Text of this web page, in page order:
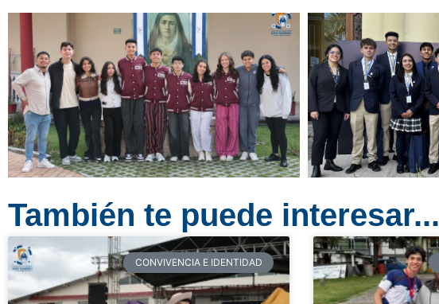
También te puede interesar...
CONVIVENCIA E IDENTIDAD